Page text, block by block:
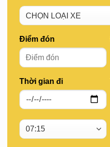
Điểm đón
Thời gian đi